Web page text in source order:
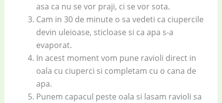
asa ca nu se vor praji, ci se vor sota.
Cam in 30 de minute o sa vedeti ca ciupercile
devin uleioase, sticloase si ca apa s-a
evaporat.
In acest moment vom pune ravioli direct in
oala cu ciuperci si completam cu o cana de
apa.
Punem capacul peste oala si lasam ravioli sa